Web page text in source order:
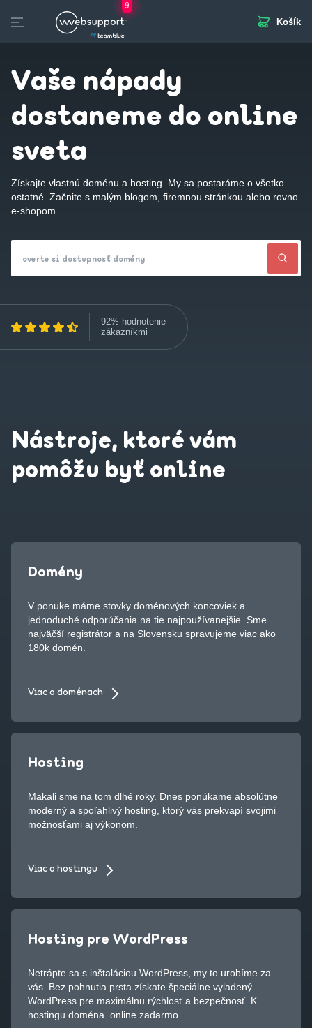
Skip
9
otvorených pozícií
Košík
Vaše nápady
dostaneme do online
sveta
Získajte vlastnú doménu a hosting. My sa postaráme o všetko
ostatné. Začnite s malým blogom, firemnou stránkou alebo rovno
e-shopom.
overte si dostupnosť domény
92% hodnotenie
zákazníkmi
Nástroje, ktoré vám
pomôžu byť online
Domény
V ponuke máme stovky doménových koncoviek a
jednoduché odporúčania na tie najpoužívanejšie. Sme
najväčší registrátor a na Slovensku spravujeme viac ako
180k domén.
Viac o doménach
Hosting
Makali sme na tom dlhé roky. Dnes ponúkame absolútne
moderný a spoľahlivý hosting, ktorý vás prekvapí svojimi
možnosťami aj výkonom.
Viac o hostingu
Hosting pre WordPress
Netrápte sa s inštaláciou WordPress, my to urobíme za
vás. Bez pohnutia prsta získate špeciálne vyladený
WordPress pre maximálnu rýchlosť a bezpečnosť. K
hostingu doména .online zadarmo.